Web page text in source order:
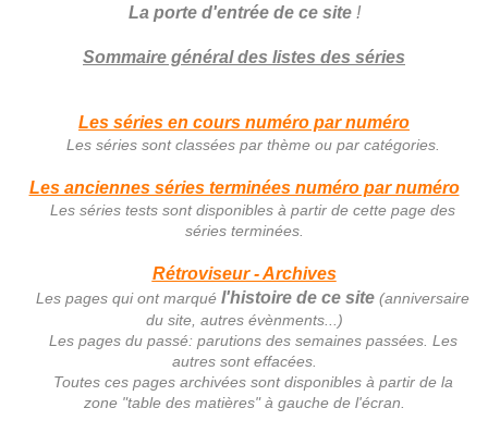
La porte d'entrée de ce site!
Sommaire général des listes des séries
Les séries en cours numéro par numéro
Les séries sont classées par thème ou par catégories.
Les anciennes séries terminées numéro par numéro
Les séries tests sont disponibles à partir de cette page des
séries terminées.
Rétroviseur - Archives
Les pages qui ont marqué l'histoire de ce site (anniversaire
du site, autres évènments...)
Les pages du passé: parutions des semaines passées. Les
autres sont effacées.
Toutes ces pages archivées sont disponibles à partir de la
zone "table des matières" à gauche de l'écran.